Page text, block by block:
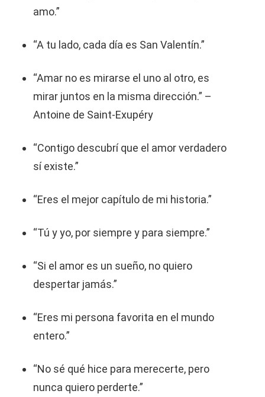
amo.”
“A tu lado, cada día es San Valentín.”
“Amar no es mirarse el uno al otro, es
mirar juntos en la misma dirección.” –
Antoine de Saint-Exupéry
“Contigo descubrí que el amor verdadero
sí existe.”
“Eres el mejor capítulo de mi historia.”
“Tú y yo, por siempre y para siempre.”
“Si el amor es un sueño, no quiero
despertar jamás.”
“Eres mi persona favorita en el mundo
entero.”
“No sé qué hice para merecerte, pero
nunca quiero perderte.”